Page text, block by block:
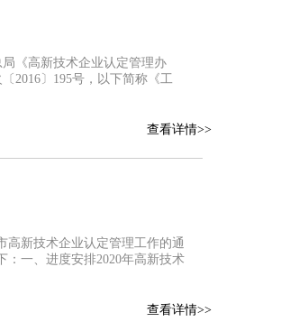
《高新技术企业认定管理办
2016〕195号，以下简称《工
查看详情>>
高新技术企业认定管理工作的通
：一、进度安排2020年高新技术
查看详情>>